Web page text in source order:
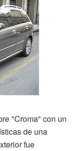
"Croma" con un
de una
fue